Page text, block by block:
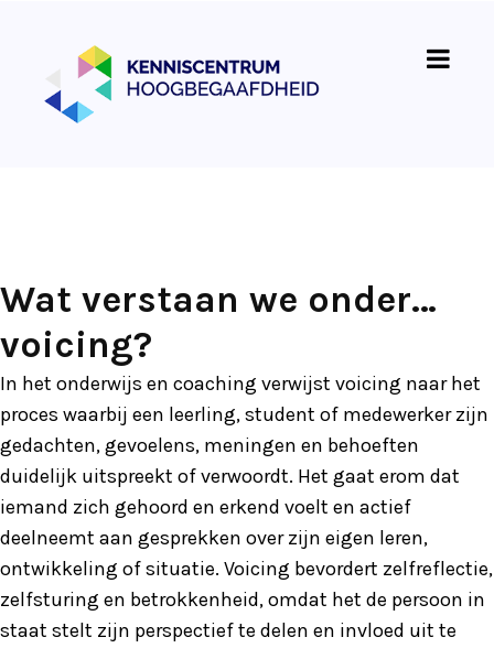
Wat verstaan we onder…
voicing?
In het onderwijs en coaching verwijst voicing naar het
proces waarbij een leerling, student of medewerker zijn
gedachten, gevoelens, meningen en behoeften
duidelijk uitspreekt of verwoordt. Het gaat erom dat
iemand zich gehoord en erkend voelt en actief
deelneemt aan gesprekken over zijn eigen leren,
ontwikkeling of situatie. Voicing bevordert zelfreflectie,
zelfsturing en betrokkenheid, omdat het de persoon in
staat stelt zijn perspectief te delen en invloed uit te